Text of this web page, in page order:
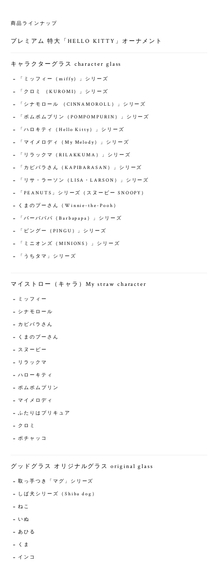
商品ラインナップ
プレミアム 特大「HELLO KITTY」オーナメント
キャラクターグラス character glass
「ミッフィー（miffy）」シリーズ
「クロミ （KUROMI）」シリーズ
「シナモロール （CINNAMOROLL）」シリーズ
「ポムポムプリン（POMPOMPURIN）」シリーズ
「ハロキティ（‎Hello Kitty）」シリーズ
「マイメロディ（My Melody）」シリーズ
「リラックマ（RILAKKUMA）」シリーズ
「カピバラさん（KAPIBARASAN）」シリーズ
「リサ・ラーソン（LISA・LARSON）」シリーズ
「PEANUTS」シリーズ（スヌーピー SNOOPY）
くまのプーさん（Winnie-the-Pooh）
「バーバパパ（Barbapapa）」シリーズ
「ピングー（PINGU）」シリーズ
「ミニオンズ（MINIONS）」シリーズ
「うちタマ」シリーズ
マイストロー（キャラ）My straw character
ミッフィー
シナモロール
カピバラさん
くまのプーさん
スヌーピー
リラックマ
ハローキティ
ポムポムプリン
マイメロディ
ふたりはプリキュア
クロミ
ポチャッコ
グッドグラス オリジナルグラス original glass
取っ手つき「マグ」シリーズ
しば犬シリーズ（Shiba dog）
ねこ
いぬ
あひる
くま
インコ